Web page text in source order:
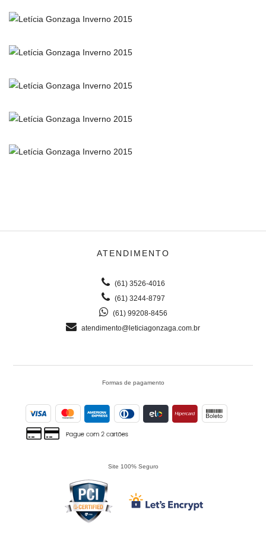
ATENDIMENTO
(61) 3526-4016
(61) 3244-8797
(61) 99208-8456
atendimento@leticiagonzaga.com.br
Formas de pagamento
Site 100% Seguro